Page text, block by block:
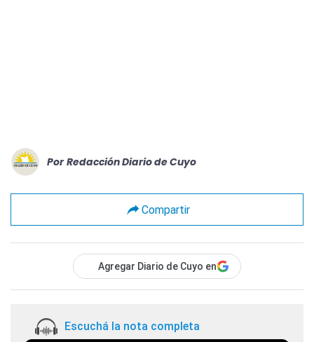
Por Redacción Diario de Cuyo
Compartir
Agregar Diario de Cuyo en
Escuchá la nota completa